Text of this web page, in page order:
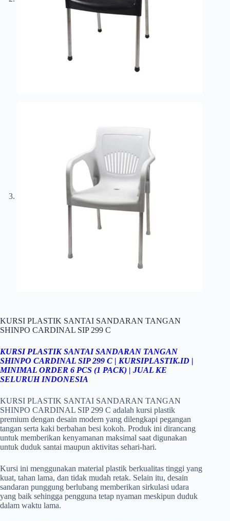
KURSI PLASTIK SANTAI SANDARAN TANGAN
SHINPO CARDINAL SIP 299 C
KURSI PLASTIK SANTAI SANDARAN TANGAN
SHINPO CARDINAL SIP 299 C | KURSIPLASTIK.ID |
MINIMAL ORDER 6 PCS (1 PACK) | JUAL KE
SELURUH INDONESIA
KURSI PLASTIK SANTAI SANDARAN TANGAN
SHINPO CARDINAL SIP 299 C adalah kursi plastik
premium dengan desain modern yang dilengkapi pegangan
tangan serta kaki berbahan besi kokoh. Produk ini dirancang
untuk memberikan kenyamanan maksimal saat digunakan
untuk duduk santai maupun aktivitas sehari-hari.
Kursi ini menggunakan material plastik berkualitas tinggi yang
kuat, tahan lama, dan tidak mudah retak. Selain itu, desain
sandaran punggung berlubang memberikan sirkulasi udara
yang baik sehingga pengguna tetap nyaman meskipun duduk
dalam waktu lama.